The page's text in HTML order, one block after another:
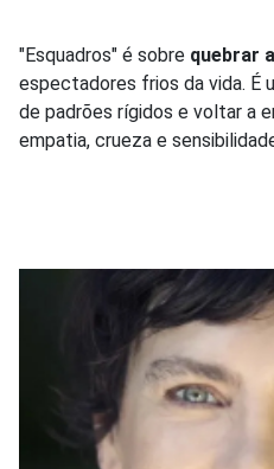
"Esquadros" é sobre quebrar
espectadores frios da vida. É
de padrões rígidos e voltar a
empatia, crueza e